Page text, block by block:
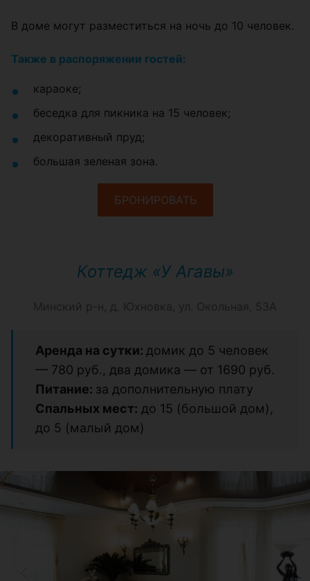
В доме могут разместиться на ночь до 10 человек.
Также в распоряжении гостей:
караоке;
беседка для пикника на 15 человек;
декоративный пруд;
большая зеленая зона.
БРОНИРОВАТЬ
Коттедж «У Агавы»
Минский р-н, д. Юхновка, ул. Окольная, 53А
Аренда на сутки: домик до 5 человек
— 780 руб., два домика — от 1690 руб.
Питание: за дополнительную плату
Спальных мест: до 15 (большой дом),
до 5 (малый дом)